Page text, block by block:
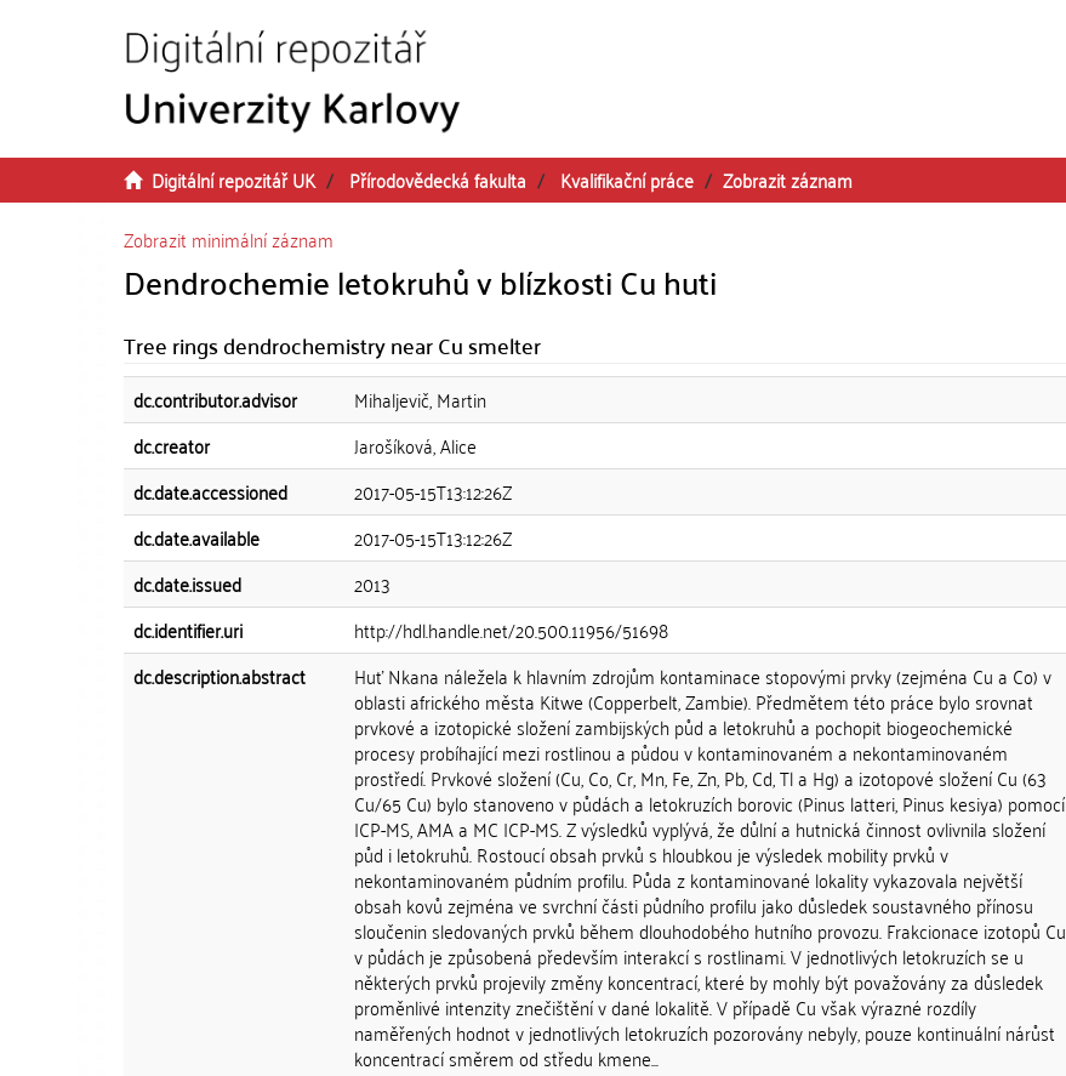
Digitální repozitář UK Přírodovědecká fakulta Kvalifikační práce
Zobrazit záznam
Zobrazit minimální záznam
Dendrochemie letokruhů v blízkosti Cu huti
Tree rings dendrochemistry near Cu smelter
dc.contributor.advisor
Mihaljevič, Martin
dc.creator
Jarošíková, Alice
dc.date.accessioned
2017-05-15T13:12:26Z
dc.date.available
2017-05-15T13:12:26Z
dc.date.issued
2013
dc.identifier.uri
http://hdl.handle.net/20.500.11956/51698
dc.description.abstract
Huť Nkana náležela k hlavním zdrojům kontaminace stopovými prvky (zejména Cu a Co) v
oblasti afrického města Kitwe (Copperbelt, Zambie). Předmětem této práce bylo srovnat
prvkové a izotopické složení zambijských půd a letokruhů a pochopit biogeochemické
procesy probíhající mezi rostlinou a půdou v kontaminovaném a nekontaminovaném
prostředí. Prvkové složení (Cu, Co, Cr, Mn, Fe, Zn, Pb, Cd, Tl a Hg) a izotopové složení Cu (63
Cu/65 Cu) bylo stanoveno v půdách a letokruzích borovic (Pinus latteri, Pinus kesiya) pomocí
ICP-MS, AMA a MC ICP-MS. Z výsledků vyplývá, že důlní a hutnická činnost ovlivnila složení
půd i letokruhů. Rostoucí obsah prvků s hloubkou je výsledek mobility prvků v
nekontaminovaném půdním profilu. Půda z kontaminované lokality vykazovala největší
obsah kovů zejména ve svrchní části půdního profilu jako důsledek soustavného přínosu
sloučenin sledovaných prvků během dlouhodobého hutního provozu. Frakcionace izotopů Cu
v půdách je způsobená především interakcí s rostlinami. V jednotlivých letokruzích se u
některých prvků projevily změny koncentrací, které by mohly být považovány za důsledek
proměnlivé intenzity znečištění v dané lokalitě. V případě Cu však výrazné rozdíly
naměřených hodnot v jednotlivých letokruzích pozorovány nebyly, pouze kontinuální nárůst
koncentrací směrem od středu kmene...